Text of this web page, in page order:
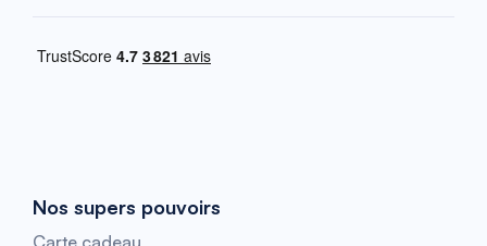
Nos supers pouvoirs
Carte cadeau